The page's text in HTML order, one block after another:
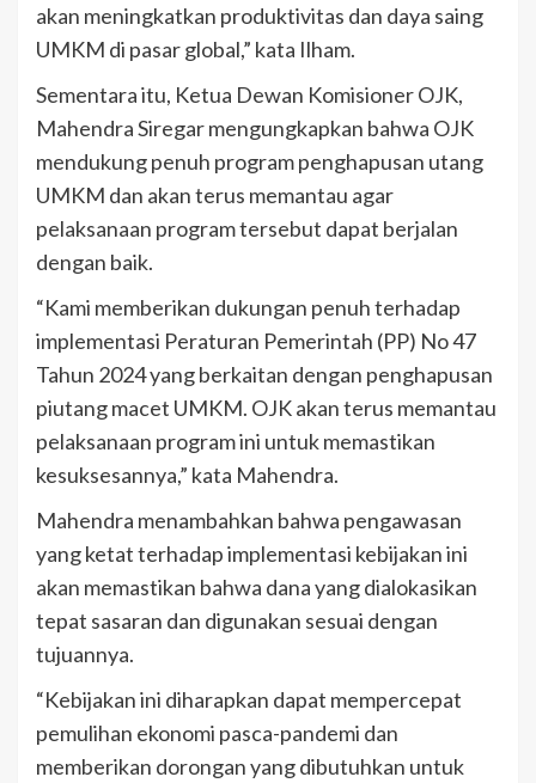
akan meningkatkan produktivitas dan daya saing
UMKM di pasar global,” kata Ilham.
Sementara itu, Ketua Dewan Komisioner OJK,
Mahendra Siregar mengungkapkan bahwa OJK
mendukung penuh program penghapusan utang
UMKM dan akan terus memantau agar
pelaksanaan program tersebut dapat berjalan
dengan baik.
“Kami memberikan dukungan penuh terhadap
implementasi Peraturan Pemerintah (PP) No 47
Tahun 2024 yang berkaitan dengan penghapusan
piutang macet UMKM. OJK akan terus memantau
pelaksanaan program ini untuk memastikan
kesuksesannya,” kata Mahendra.
Mahendra menambahkan bahwa pengawasan
yang ketat terhadap implementasi kebijakan ini
akan memastikan bahwa dana yang dialokasikan
tepat sasaran dan digunakan sesuai dengan
tujuannya.
“Kebijakan ini diharapkan dapat mempercepat
pemulihan ekonomi pasca-pandemi dan
memberikan dorongan yang dibutuhkan untuk